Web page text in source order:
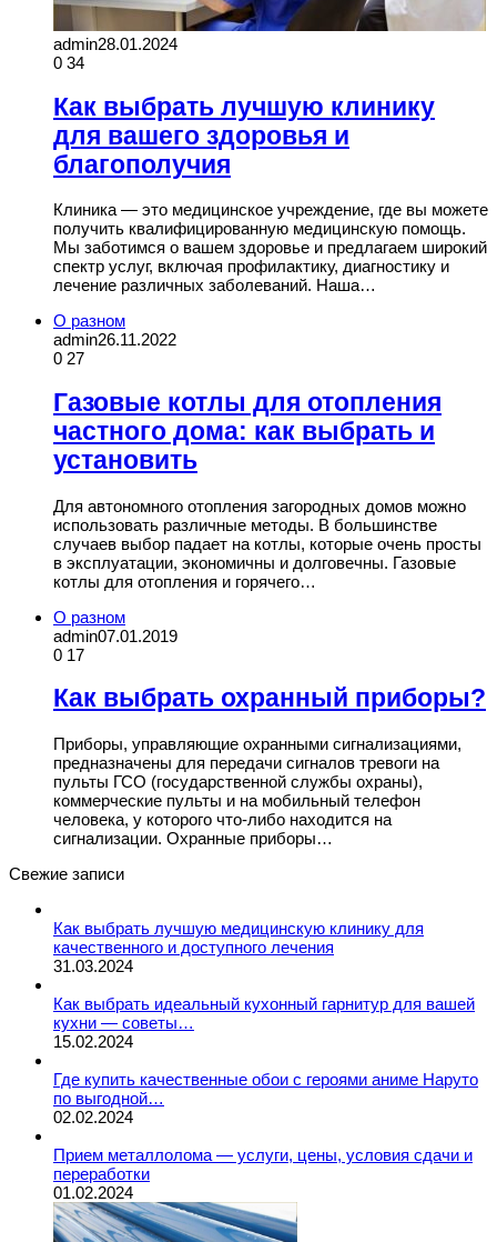
admin28.01.2024
0 34
Как выбрать лучшую клинику
для вашего здоровья и
благополучия
Клиника — это медицинское учреждение, где вы можете
получить квалифицированную медицинскую помощь.
Мы заботимся о вашем здоровье и предлагаем широкий
спектр услуг, включая профилактику, диагностику и
лечение различных заболеваний. Наша…
О разном
admin26.11.2022
0 27
Газовые котлы для отопления
частного дома: как выбрать и
установить
Для автономного отопления загородных домов можно
использовать различные методы. В большинстве
случаев выбор падает на котлы, которые очень просты
в эксплуатации, экономичны и долговечны. Газовые
котлы для отопления и горячего…
О разном
admin07.01.2019
0 17
Как выбрать охранный приборы?
Приборы, управляющие охранными сигнализациями,
предназначены для передачи сигналов тревоги на
пульты ГСО (государственной службы охраны),
коммерческие пульты и на мобильный телефон
человека, у которого что-либо находится на
сигнализации. Охранные приборы…
Свежие записи
Как выбрать лучшую медицинскую клинику для
качественного и доступного лечения
31.03.2024
Как выбрать идеальный кухонный гарнитур для вашей
кухни — советы…
15.02.2024
Где купить качественные обои с героями аниме Наруто
по выгодной…
02.02.2024
Прием металлолома — услуги, цены, условия сдачи и
переработки
01.02.2024